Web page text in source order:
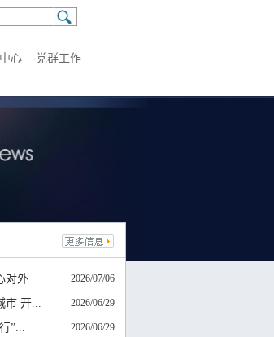
心 党群工作
2026/07/06
对外...
2026/06/29
市 开...
2026/06/29
”...